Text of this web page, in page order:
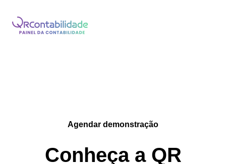
Agendar demonstração
Conheça a QR